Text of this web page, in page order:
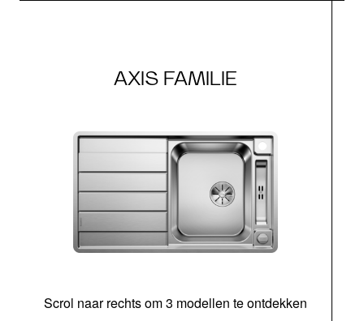
AXIS FAMILIE
Scrol naar rechts om 3 modellen te ontdekken